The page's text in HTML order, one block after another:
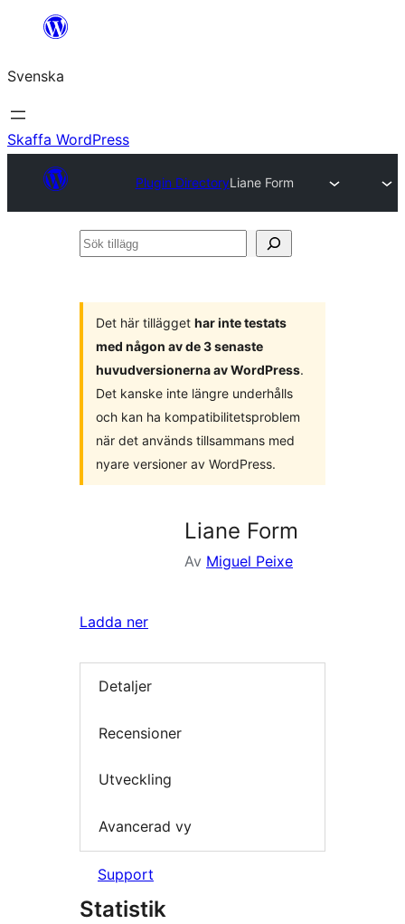
Hoppa
innehåll
Svenska
Skaffa WordPress
Plugin DirectoryLiane Form
Sök
Det här tillägget har inte testats
med någon av de 3 senaste
huvudversionerna av WordPress.
Det kanske inte längre underhålls
och kan ha kompatibilitetsproblem
när det används tillsammans med
nyare versioner av WordPress.
Liane Form
Av Miguel Peixe
Ladda ner
Detaljer
Recensioner
Utveckling
Avancerad vy
Support
Statistik